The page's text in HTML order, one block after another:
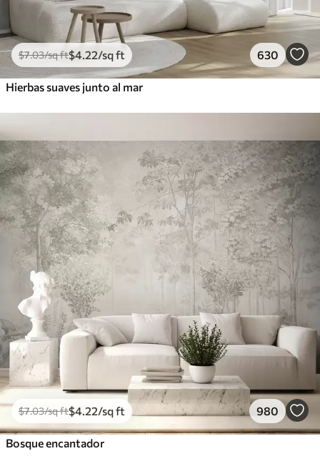
$7.03/sq ft$4 .22/sq ft 630
Hierbas suaves junto al mar
$7.03/sq ft$4 .22/sq ft 980
Bosque encantador